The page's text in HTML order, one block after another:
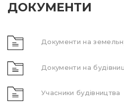
ДОКУМЕНТИ
Документи на
Документи на
Учасники будівництва